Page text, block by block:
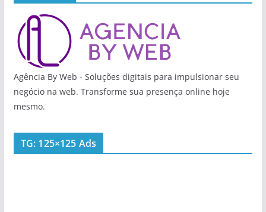
Agência By Web - Soluções digitais para impulsionar seu
negócio na web. Transforme sua presença online hoje
mesmo.
TG: 125×125 Ads